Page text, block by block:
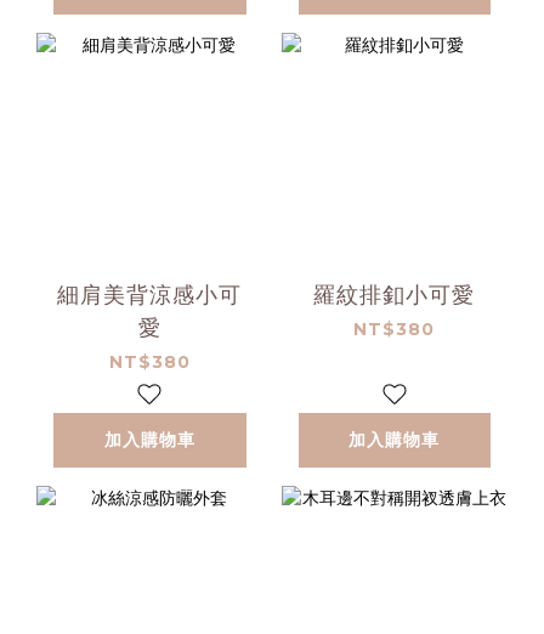
細肩美背涼感小可
愛
NT$380
加入購物車
羅紋排釦小可愛
NT$380
加入購物車